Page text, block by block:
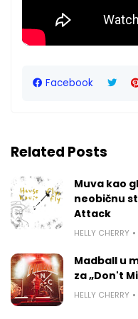
Facebook
Related Posts
Muva kao
neobičnu
Attack
HELLY CHERRY
Madball u
za „Don't
HELLY CHERRY